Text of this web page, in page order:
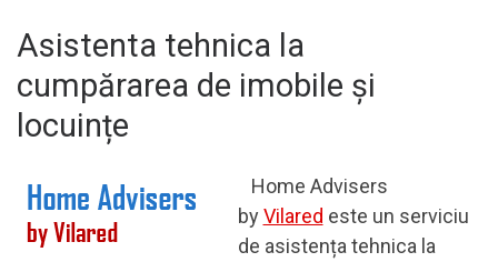
Asistenta tehnica la
cumpărarea de imobile și
locuințe
Home Advisers
byVilared este un serviciu
de asistența tehnica la